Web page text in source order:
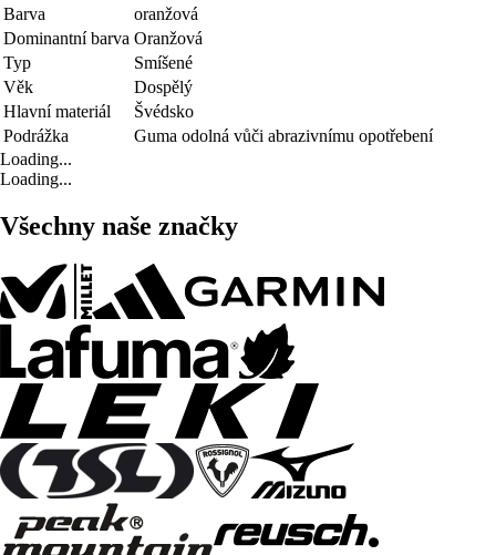
Barva
oranžová
Dominantní barva Oranžová
Typ
Smíšené
Věk
Dospělý
Hlavní materiál
Švédsko
Podrážka
Guma odolná vůči abrazivnímu opotřebení
Loading...
Loading...
Všechny naše značky